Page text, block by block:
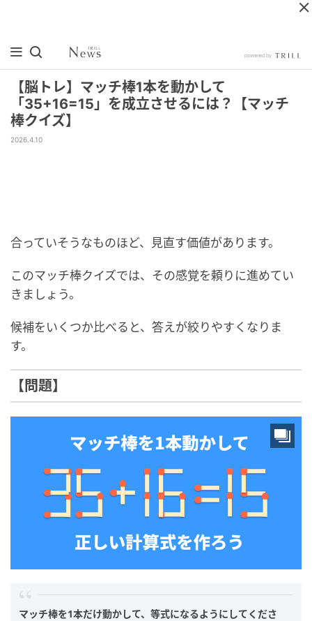
【脳トレ】マッチ棒1本を動かして
「35+16=15」を成立させるには？【マッチ
棒クイズ】
2026.4.10
合っていそうなものほど、見直す価値があります。
このマッチ棒クイズでは、その感覚を頼りに進めてい
きましょう。
候補をいくつか比べると、答えが絞りやすくなりま
す。
【問題】
マッチ棒を1本だけ動かして、等式になるようにしてくださ